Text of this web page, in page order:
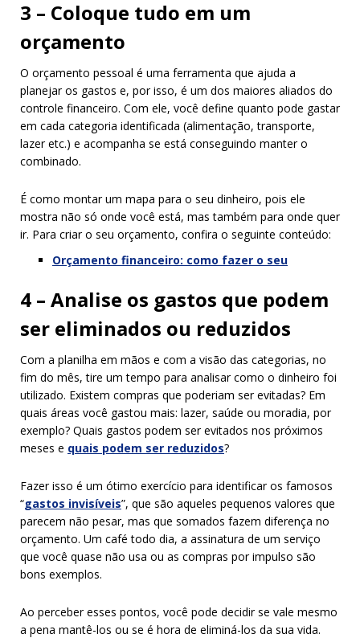
3 – Coloque tudo em um
orçamento
O orçamento pessoal é uma ferramenta que ajuda a
planejar os gastos e, por isso, é um dos maiores aliados do
controle financeiro. Com ele, você define quanto pode gastar
em cada categoria identificada (alimentação, transporte,
lazer etc.) e acompanha se está conseguindo manter o
combinado.
É como montar um mapa para o seu dinheiro, pois ele
mostra não só onde você está, mas também para onde quer
ir. Para criar o seu orçamento, confira o seguinte conteúdo:
Orçamento financeiro: como fazer o seu
4 – Analise os gastos que podem
ser eliminados ou reduzidos
Com a planilha em mãos e com a visão das categorias, no
fim do mês, tire um tempo para analisar como o dinheiro foi
utilizado. Existem compras que poderiam ser evitadas? Em
quais áreas você gastou mais: lazer, saúde ou moradia, por
exemplo? Quais gastos podem ser evitados nos próximos
meses e quais podem ser reduzidos?
Fazer isso é um ótimo exercício para identificar os famosos
“gastos invisíveis”, que são aqueles pequenos valores que
parecem não pesar, mas que somados fazem diferença no
orçamento. Um café todo dia, a assinatura de um serviço
que você quase não usa ou as compras por impulso são
bons exemplos.
Ao perceber esses pontos, você pode decidir se vale mesmo
a pena mantê-los ou se é hora de eliminá-los da sua vida.